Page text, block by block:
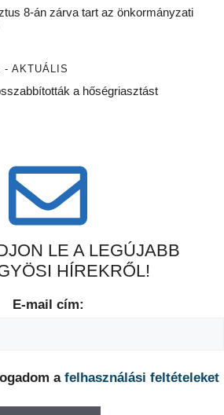
8-án zárva tart az önkormányzati
- AKTUÁLIS
a hőségriasztást
LE A LEGÚJABB
HÍREKRŐL!
E-mail cím:
a felhasználási feltételeket